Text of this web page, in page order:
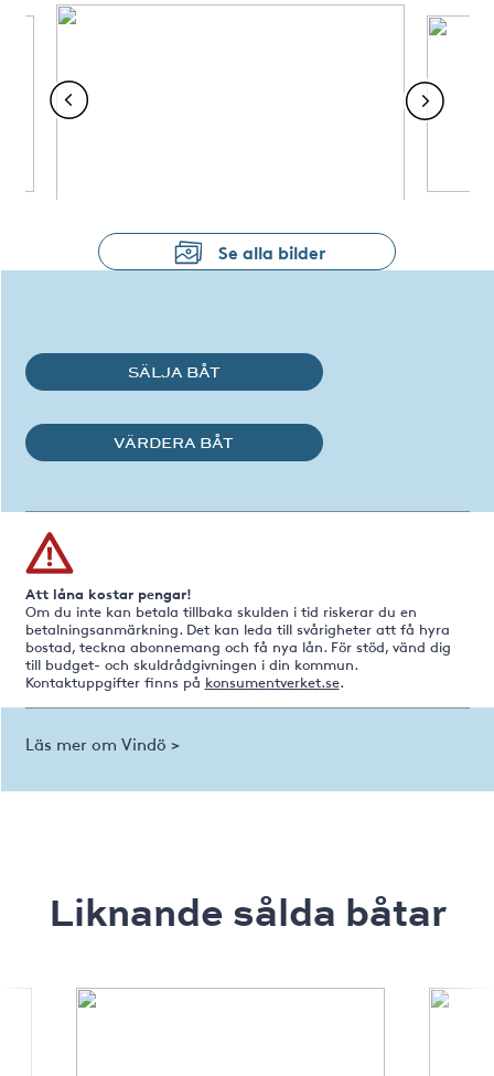
Se alla bilder
SÄLJA BÅT
VÄRDERA BÅT
Att låna kostar pengar!
Om du inte kan betala tillbaka skulden i tid riskerar du en
betalningsanmärkning. Det kan leda till svårigheter att få hyra
bostad, teckna abonnemang och få nya lån. För stöd, vänd dig
till budget- och skuldrådgivningen i din kommun.
Kontaktuppgifter finns på konsumentverket.se.
Läs mer om Vindö >
Liknande sålda båtar